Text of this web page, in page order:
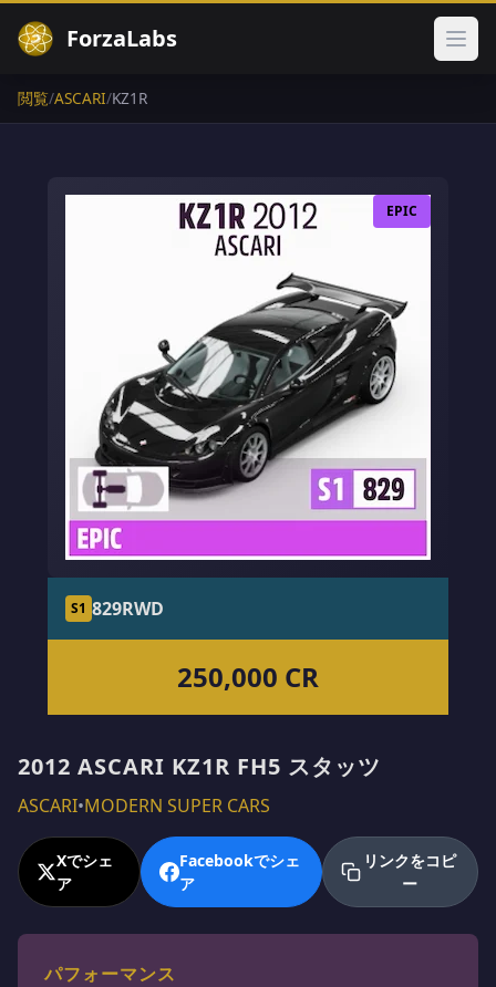
ForzaLabs メイ
閲覧/ASCARI/KZ1R
EPIC
S1 829RWD
250,000 CR
2012 ASCARI KZ1R FH5 スタッツ
ASCARI•MODERN SUPER CARS
Xでシェ
ア
Facebookでシェ
ア
リンクをコピ
ー
パフォーマンス